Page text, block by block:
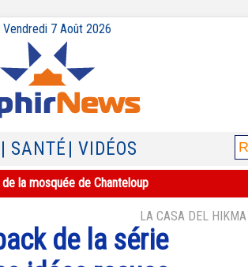
Vendredi 7 Août 2026
| SANTÉ | VIDÉOS
la mosquée de Chanteloup
LA CASA DEL HIKMA
de la série